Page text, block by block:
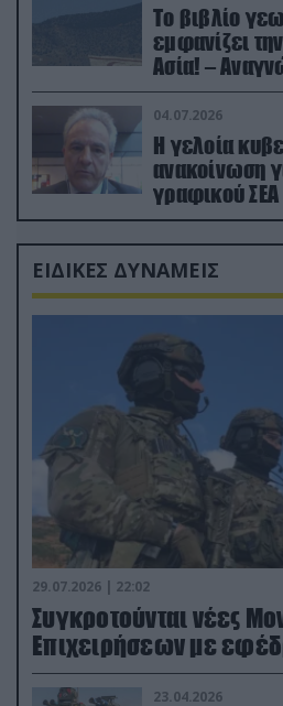
Το βιβλίο
εμφανίζει
Ασία! –
κατεχόμενα;
04.07.2026
Η γελοία
ανακοίνωση
γραφικού
Ρώσους
ΕΙΔΙΚΕΣ ΔΥΝΑΜΕΙΣ
29.07.2026 | 22:02
Συγκροτούνται νέες
Επιχειρήσεων με
23.04.2026